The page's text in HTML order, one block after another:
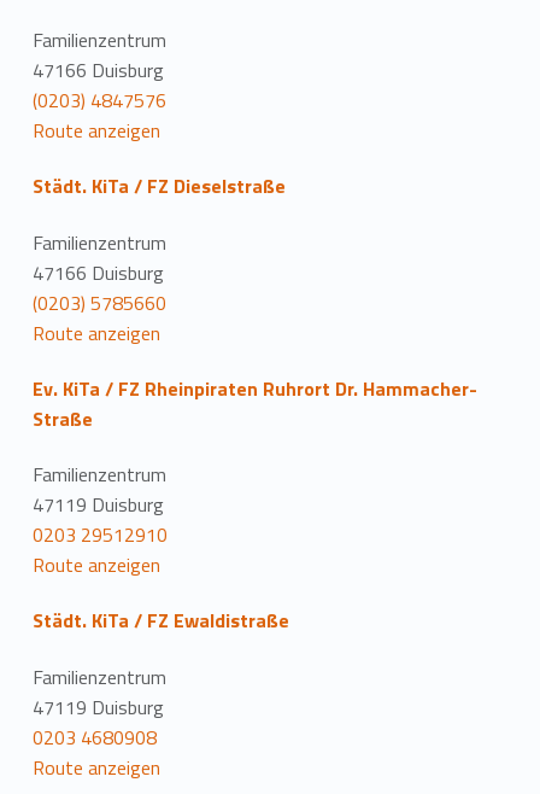
Familienzentrum
47166 Duisburg
(0203) 4847576
Route anzeigen
Städt. KiTa / FZ Dieselstraße
Familienzentrum
47166 Duisburg
(0203) 5785660
Route anzeigen
Ev. KiTa / FZ Rheinpiraten Ruhrort Dr. Hammacher-
Straße
Familienzentrum
47119 Duisburg
0203 29512910
Route anzeigen
Städt. KiTa / FZ Ewaldistraße
Familienzentrum
47119 Duisburg
0203 4680908
Route anzeigen